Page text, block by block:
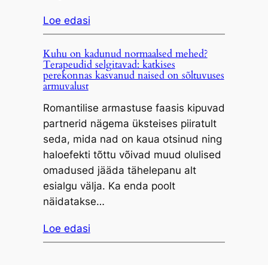
Loe edasi
Kuhu on kadunud normaalsed mehed?
Terapeudid selgitavad: katkises
perekonnas kasvanud naised on sõltuvuses
armuvalust
Romantilise armastuse faasis kipuvad
partnerid nägema üksteises piiratult
seda, mida nad on kaua otsinud ning
haloefekti tõttu võivad muud olulised
omadused jääda tähelepanu alt
esialgu välja. Ka enda poolt
näidatakse…
Loe edasi